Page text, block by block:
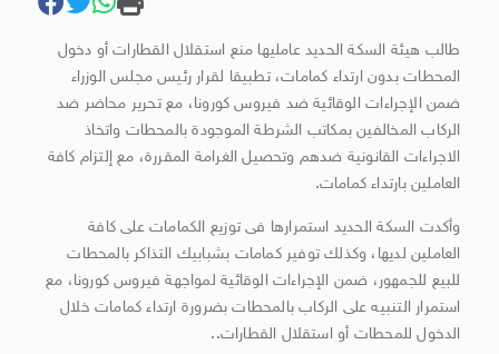
طالب هيئة السكة الحديد عامليها منع استقلال القطارات أو دخول
المحطات بدون ارتداء كمامات، تطبيقا لقرار رئيس مجلس الوزراء
ضمن الإجراءات الوقائية ضد فيروس كورونا، مع تحرير محاضر ضد
الركاب المخالفين بمكاتب الشرطة الموجودة بالمحطات واتخاذ
الاجراءات القانونية ضدهم وتحصيل الغرامة المقررة، مع إلتزام كافة
العاملين بارتداء كمامات.
وأكدت السكة الحديد استمرارها فى توزيع الكمامات على كافة
العاملين لديها، وكذلك توفير كمامات بشبابيك التذاكر بالمحطات
للبيع للجمهور، ضمن الإجراءات الوقائية لمواجهة فيروس كورونا، مع
استمرار التنبيه على الركاب بالمحطات بضرورة ارتداء كمامات خلال
الدخول للمحطات أو استقلال القطارات..